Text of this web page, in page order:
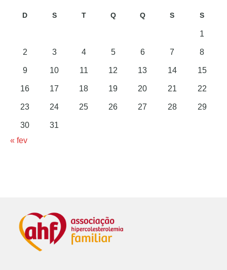
D S T Q Q S S
1
2 3 4 5 6 7 8
9 10 11 12 13 14 15
16 17 18 19 20 21 22
23 24 25 26 27 28 29
30
31
« fev